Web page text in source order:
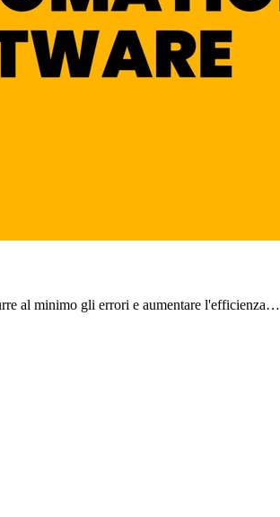
al minimo gli errori e aumentare l'efficienza…